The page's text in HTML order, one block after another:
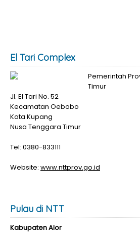
El Tari Complex
Pemerintah
Timur
Jl. El Tari No. 52
Kecamatan Oebobo
Kota Kupang
Nusa Tenggara Timur
Tel: 0380-833111
Website: www.nttprov.go.id
Pulau di NTT
Kabupaten Alor